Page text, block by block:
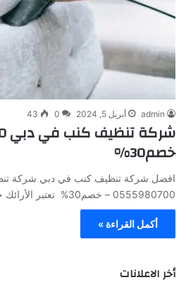
admin أبريل 5, 2024 0
43
خصم30%
افضل شركة تنظيف كنب في دبي شركة
0555980700 – خصم30% تعتبر الأرائك جزءًا أساسيًا من أثاث…
أكمل القراءة »
أخر الاعلانات